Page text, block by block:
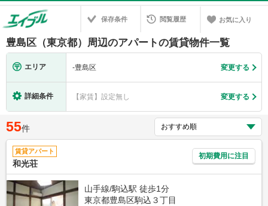
保存条件 閲覧履歴 お気に入り
豊島区（東京都）周辺のアパートの賃貸物件一覧
エリア -豊島区 変更する
詳細条件 【家賃】設定無し 変更する
55件
賃貸アパート
和光荘
初期費用に注目
山手線/駒込駅 徒歩1分
東京都豊島区駒込３丁目